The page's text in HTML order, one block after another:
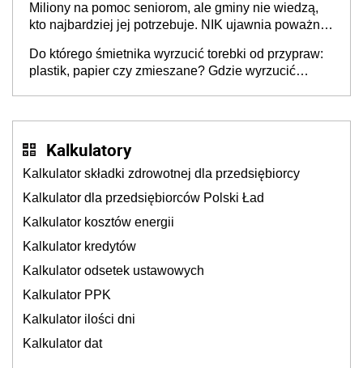
stołecznych
Miliony na pomoc seniorom, ale gminy nie wiedzą,
kto najbardziej jej potrzebuje. NIK ujawnia poważną
Do którego śmietnika wyrzucić torebki od przypraw:
plastik, papier czy zmieszane? Gdzie wyrzucić
Kalkulatory
Kalkulator składki zdrowotnej dla przedsiębiorcy
Kalkulator dla przedsiębiorców Polski Ład
Kalkulator kosztów energii
Kalkulator kredytów
Kalkulator odsetek ustawowych
Kalkulator PPK
Kalkulator ilości dni
Kalkulator dat